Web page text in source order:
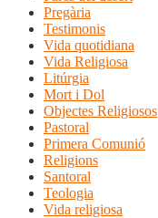
Pregària
Testimonis
Vida quotidiana
Vida Religiosa
Litúrgia
Mort i Dol
Objectes Religiosos
Pastoral
Primera Comunió
Religions
Santoral
Teologia
Vida religiosa